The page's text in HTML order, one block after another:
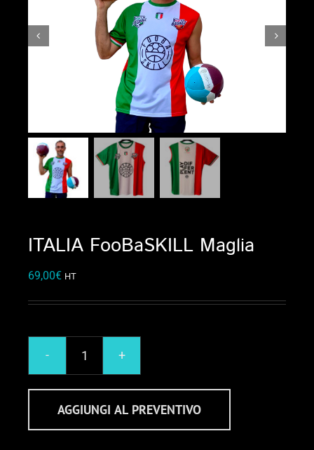
ITALIA FooBaSKILL Maglia
69,00€ HT
ITALIA
Maglia
quantità
AGGIUNGI AL PREVENTIVO